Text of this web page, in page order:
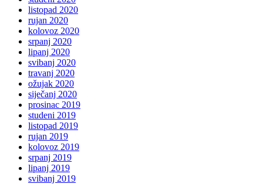
listopad 2020
rujan 2020
kolovoz 2020
srpanj 2020
lipanj 2020
svibanj 2020
travanj 2020
ožujak 2020
siječanj 2020
prosinac 2019
studeni 2019
listopad 2019
rujan 2019
kolovoz 2019
srpanj 2019
lipanj 2019
svibanj 2019